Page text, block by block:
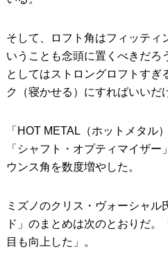
そして、ロフト角はフィッティ
いうことも念頭に置くべきだろ
としてはストロングロフトすぎ
ク（寝かせる）にすればいいだ
「HOT METAL（ホットメタル
「シャフト・オプティマイザ
ウンス角を数度増やした。
ミズノのクリス・ヴォーシャ
ド」のまとめは次のとおりだ。
目も向上した」。